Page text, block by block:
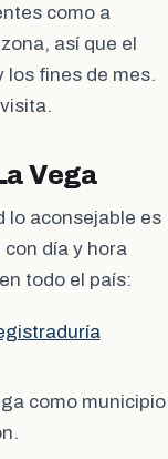
como a
así que el
los fines de mes.
Vega
lo aconsejable es
día y hora
todo el país:
como municipio